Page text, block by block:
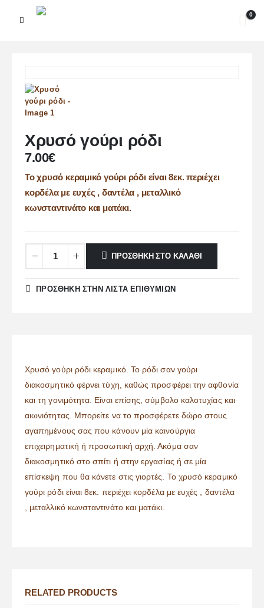
0
Χρυσό γούρι ρόδι
7.00€
Το χρυσό κεραμικό γούρι ρόδι είναι 8εκ. περιέχει
κορδέλα με ευχές , δαντέλα , μεταλλικό
κωνσταντινάτο και ματάκι.
ΠΡΟΣΘΉΚΗ ΣΤΟ ΚΑΛΆΘΙ
ΠΡΌΣΘΉΚΗ ΣΤΗΝ ΛΊΣΤΑ ΕΠΙΘΥΜΙΏΝ
Χρυσό γούρι ρόδι κεραμικό. Το ρόδι σαν γούρι
διακοσμητικό φέρνει τύχη, καθώς προσφέρει την αφθονία
και τη γονιμότητα. Είναι επίσης, σύμβολο καλοτυχίας και
αιωνιότητας. Μπορείτε να το προσφέρετε δώρο στους
αγαπημένους σας που κάνουν μία καινούργια
επιχειρηματική ή προσωπική αρχή. Ακόμα σαν
διακοσμητικό στο σπίτι ή στην εργασίας ή σε μία
επίσκεψη που θα κάνετε στις γιορτές. Το χρυσό κεραμικό
γούρι ρόδι είναι 8εκ. περιέχει κορδέλα με ευχές , δαντέλα
, μεταλλικό κωνσταντινάτο και ματάκι.
RELATED PRODUCTS